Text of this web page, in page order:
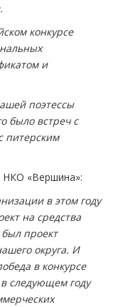
конкурсе
и
поэтессы
было встреч с
питерским
«Вершина»:
в этом году
на средства
проект
округа. И
в конкурсе
следующем году